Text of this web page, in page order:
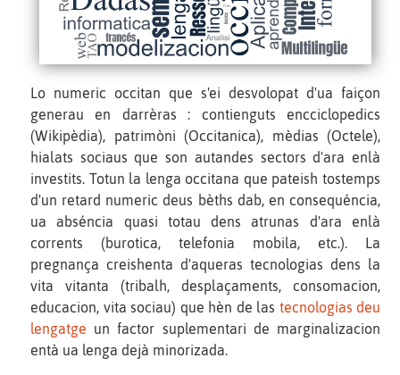
Lo numeric occitan que s'ei desvolopat d'ua faiçon
generau en darrèras : contienguts encciclopedics
(Wikipèdia), patrimòni (Occitanica), mèdias (Octele),
hialats sociaus que son autandes sectors d'ara enlà
investits. Totun la lenga occitana que pateish tostemps
d'un retard numeric deus bèths dab, en consequéncia,
ua abséncia quasi totau dens atrunas d'ara enlà
corrents (burotica, telefonia mobila, etc.). La
pregnança creishenta d'aqueras tecnologias dens la
vita vitanta (tribalh, desplaçaments, consomacion,
educacion, vita sociau) que hèn de las tecnologias deu
lengatge un factor suplementari de marginalizacion
entà ua lenga dejà minorizada.